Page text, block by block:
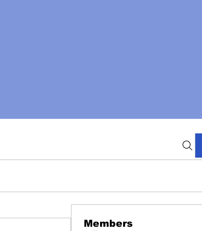
Members